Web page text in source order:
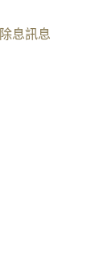
除息訊息